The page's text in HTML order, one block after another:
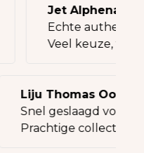
Jet Alphenaar
Echte
Veel keuze,
Liju Thomas Oommen
Snel geslaagd voor
Prachtige collectie